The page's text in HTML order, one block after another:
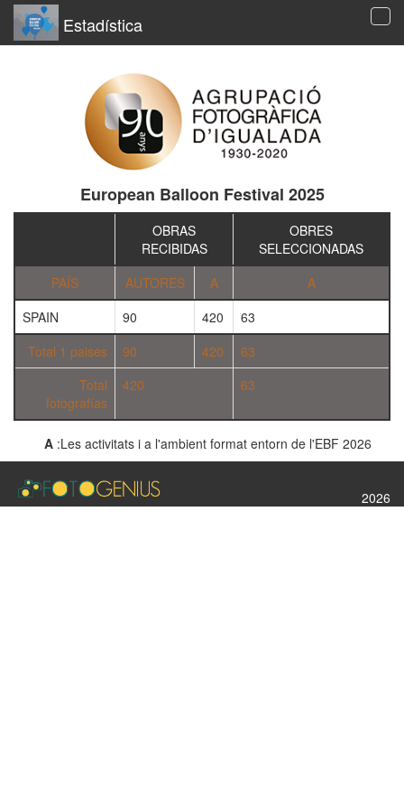
Estadística
European Balloon Festival 2025
OBRAS
RECIBIDAS
OBRES
SELECCIONADAS
PAÍS
AUTORES A
A
SPAIN
90 420
63
Total 1 paises
90 420
63
Total
fotografías
420 63
A:Les activitats i a l'ambient format entorn de l'EBF 2026
2026